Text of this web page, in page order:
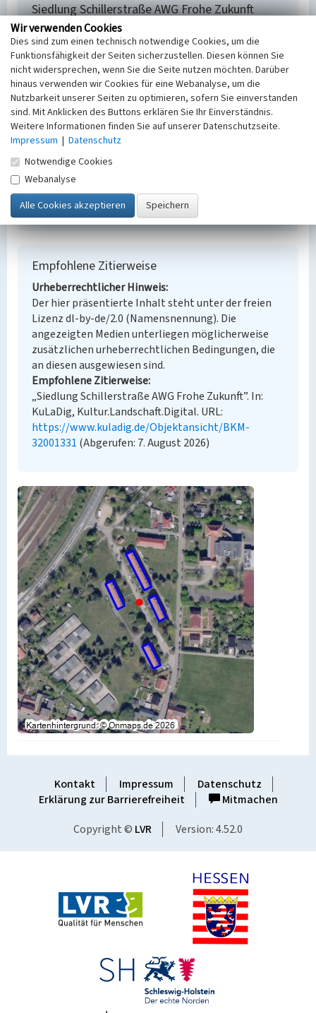
Siedlung Schillerstraße AWG Frohe Zukunft
Schlagwörter
Siedlung
Ort
Sedlitz
Alternativer Ortsname
Sedlisco
Fachsicht(en)
Denkmalpflege
Erfassungsmaßstab
Keine Angabe
Erfassungsmethode
Übernahme aus externer Fachdatenbank
Empfohlene Zitierweise
Urheberrechtlicher Hinweis
Der hier präsentierte Inhalt steht unter der freien
Lizenz dl-by-de/2.0 (Namensnennung). Die
angezeigten Medien unterliegen möglicherweise
zusätzlichen urheberrechtlichen Bedingungen, die
an diesen ausgewiesen sind.
Empfohlene Zitierweise
„Siedlung Schillerstraße AWG Frohe Zukunft”. In:
KuLaDig, Kultur.Landschaft.Digital. URL:
https://www.kuladig.de/Objektansicht/BKM-
32001331 (Abgerufen: 7. August 2026)
Kontakt Impressum
Datenschutz
Erklärung zur Barrierefreiheit
Mitmachen
Copyright © LVR Version: 4.52.0
Wir verwenden Cookies
Dies sind zum einen technisch notwendige Cookies, um die
Funktionsfähigkeit der Seiten sicherzustellen. Diesen können Sie
nicht widersprechen, wenn Sie die Seite nutzen möchten. Darüber
hinaus verwenden wir Cookies für eine Webanalyse, um die
Nutzbarkeit unserer Seiten zu optimieren, sofern Sie einverstanden
sind. Mit Anklicken des Buttons erklären Sie Ihr Einverständnis.
Weitere Informationen finden Sie auf unserer Datenschutzseite.
Impressum | Datenschutz
Notwendige Cookies
Webanalyse